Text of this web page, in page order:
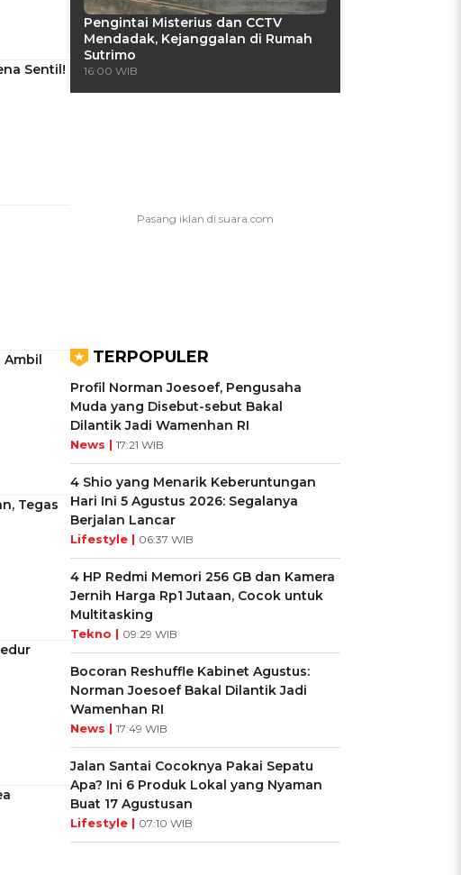
Sentil!
Ambil
Tegas
Pengintai Misterius dan CCTV
Mendadak, Kejanggalan di Rumah
Sutrimo
16:00 WIB
TERPOPULER
Profil Norman Joesoef, Pengusaha
Muda yang Disebut-sebut Bakal
Dilantik Jadi Wamenhan RI
News | 17:21 WIB
4 Shio yang Menarik Keberuntungan
Hari Ini 5 Agustus 2026: Segalanya
Berjalan Lancar
Lifestyle | 06:37 WIB
4 HP Redmi Memori 256 GB dan Kamera
Jernih Harga Rp1 Jutaan, Cocok untuk
Multitasking
Tekno | 09:29 WIB
Bocoran Reshuffle Kabinet Agustus:
Norman Joesoef Bakal Dilantik Jadi
Wamenhan RI
News | 17:49 WIB
Jalan Santai Cocoknya Pakai Sepatu
Apa? Ini 6 Produk Lokal yang Nyaman
Buat 17 Agustusan
Lifestyle | 07:10 WIB